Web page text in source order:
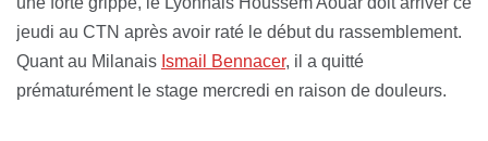
jeudi au CTN après avoir raté le début du rassemblement.
Quant au Milanais Ismail Bennacer, il a quitté
prématurément le stage mercredi en raison de douleurs.